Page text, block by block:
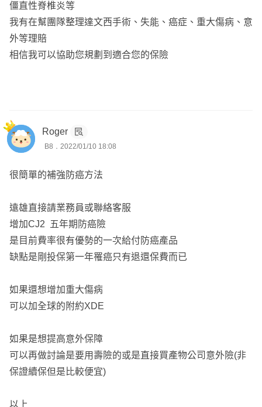
僵直性脊椎炎等
我有在幫團隊整理達文西手術、失能、癌症、重大傷病、意
外等理賠
相信我可以協助您規劃到適合您的保險
Roger
B8．2022/01/10 18:08
很簡單的補強防癌方法
遠雄直接請業務員或聯絡客服
增加CJ2 五年期防癌險
是目前費率很有優勢的一次給付防癌產品
缺點是剛投保第一年罹癌只有退還保費而已
如果還想增加重大傷病
可以加全球的附約XDE
如果是想提高意外保障
可以再做討論是要用壽險的或是直接買產物公司意外險(非
保證續保但是比較便宜)
以上